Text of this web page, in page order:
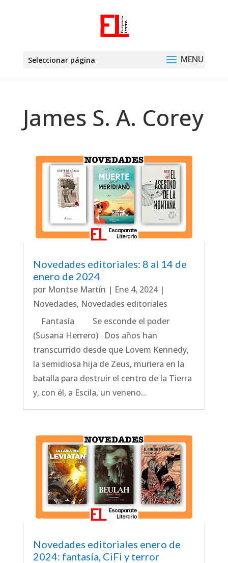
Seleccionar página
James S. A. Corey
Novedades editoriales: 8 al 14 de
enero de 2024
por Montse Martín | Ene 4, 2024|
Novedades, Novedades editoriales
Fantasía Se esconde el poder
(Susana Herrero) Dos años han
transcurrido desde que Lovem Kennedy,
la semidiosa hija de Zeus, muriera en la
batalla para destruir el centro de la Tierra
y, con él, a Escila, un veneno...
Novedades editoriales enero de
2024: fantasía, CiFi y terror